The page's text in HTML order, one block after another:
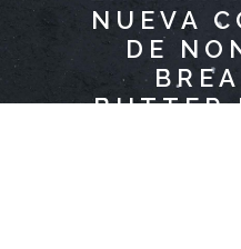
NUEVA
DE
BUTTER